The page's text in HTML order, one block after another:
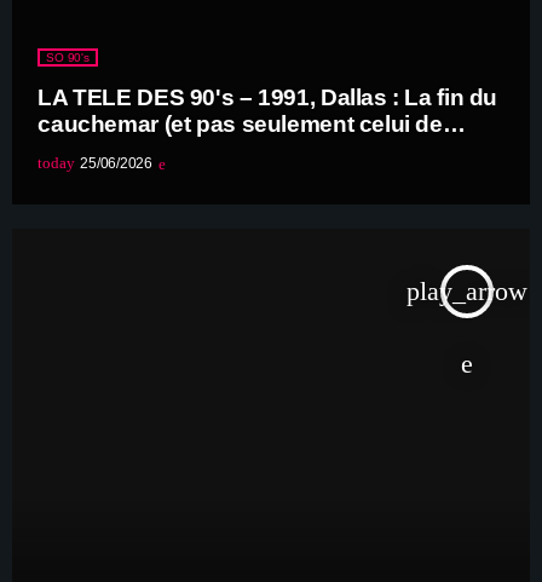
SO 90's
LA TELE DES 90's – 1991, Dallas : La fin du
cauchemar (et pas seulement celui de
Bobby)
today 25/06/2026
play_arrow